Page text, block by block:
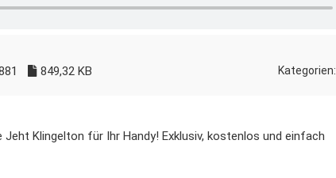
849,32 KB Kategorien:
Klingelton für Ihr Handy! Exklusiv, kostenlos und einfach